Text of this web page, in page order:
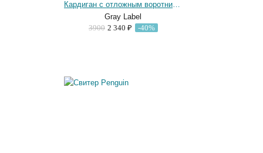
Кардиган с отложным воротником Navy
Gray Label
3900 2 340 ₽ -40%